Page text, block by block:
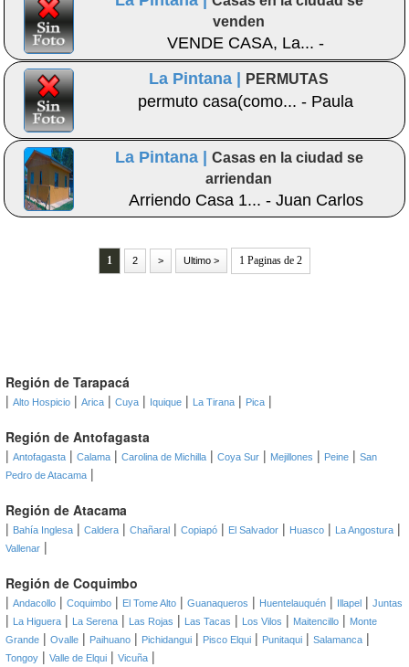
venden
VENDE CASA, La... -
La Pintana |
PERMUTAS
permuto casa(como... - Paula
La Pintana |
Casas en la ciudad se
arriendan
Arriendo Casa 1... - Juan Carlos
1 2 > Ultimo > 1 Paginas de 2
Región de Tarapacá
| Alto Hospicio | Arica | Cuya | Iquique | La Tirana | Pica |
Región de Antofagasta
| Antofagasta | Calama | Carolina de Michilla | Coya Sur | Mejillones | Peine | San
Pedro de Atacama |
Región de Atacama
| Bahía Inglesa | Caldera | Chañaral | Copiapó | El Salvador | Huasco | La Angostura |
Vallenar |
Región de Coquimbo
| Andacollo | Coquimbo | El Tome Alto | Guanaqueros | Huentelauquén | Illapel | Juntas
| La Higuera | La Serena | Las Rojas | Las Tacas | Los Vilos | Maitencillo | Monte
Grande | Ovalle | Paihuano | Pichidangui | Pisco Elqui | Punitaqui | Salamanca |
Tongoy | Valle de Elqui | Vicuña |